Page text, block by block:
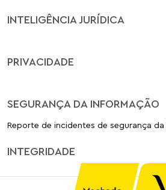
INTELIGÊNCIA JURÍDICA
PRIVACIDADE
SEGURANÇA DA INFORMAÇÃO
Reporte de incidentes de segurança da
INTEGRIDADE